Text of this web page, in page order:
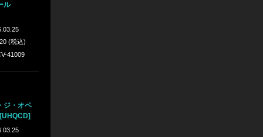
ル
(税込)
41009
ジ・オペ